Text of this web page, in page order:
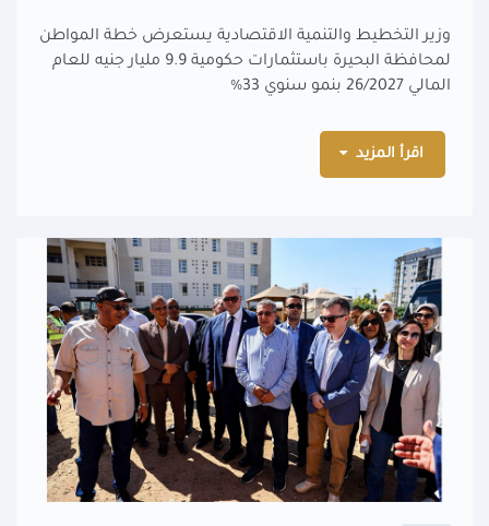
وزير التخطيط والتنمية الاقتصادية يستعرض خطة المواطن
لمحافظة البحيرة باستثمارات حكومية 9.9 مليار جنيه للعام
المالي 26/2027 بنمو سنوي 33%
اقرأ المزيد